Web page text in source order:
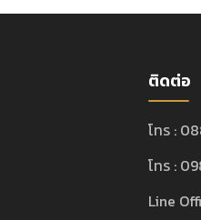
ติดต่อ
โทร :
โทร :
Line